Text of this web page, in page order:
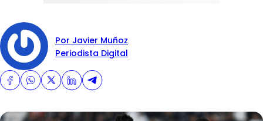
Por Javier Muñoz
Periodista Digital